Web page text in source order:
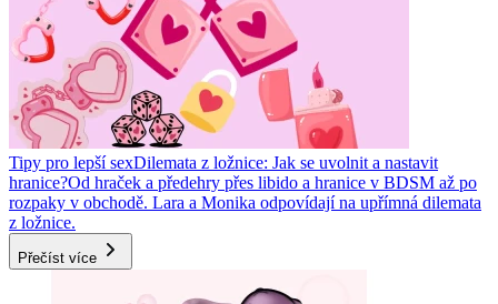
Tipy pro lepší sexDilemata z ložnice: Jak se uvolnit a nastavit
hranice?Od hraček a předehry přes libido a hranice v BDSM až po
rozpaky v obchodě. Lara a Monika odpovídají na upřímná dilemata
z ložnice.
Přečíst více